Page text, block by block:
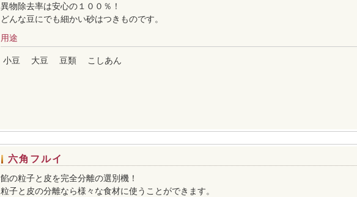
異物除去率は安心の１００％！
どんな豆にでも細かい砂はつきものです。
用途
小豆 大豆 豆類 こしあん
六角フルイ
餡の粒子と皮を完全分離の選別機！
粒子と皮の分離なら様々な食材に使うことができます。